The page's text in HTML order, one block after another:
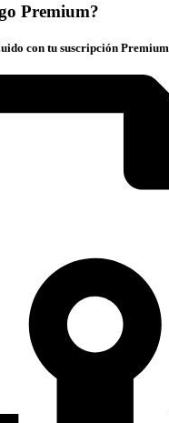
Premium?
con tu suscripción Premium